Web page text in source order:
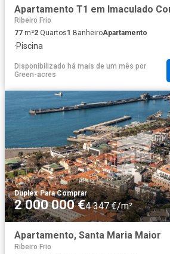
Ribeiro Frio
77 m²2 Quartos1 BanheiroApartamento
·Piscina
Disponibilizado há mais de um mês por
Green-acres
Duplex·Para Comprar
2 000 000 €4 347 €/m²
Apartamento, Santa Maria Maior
Ribeiro Frio